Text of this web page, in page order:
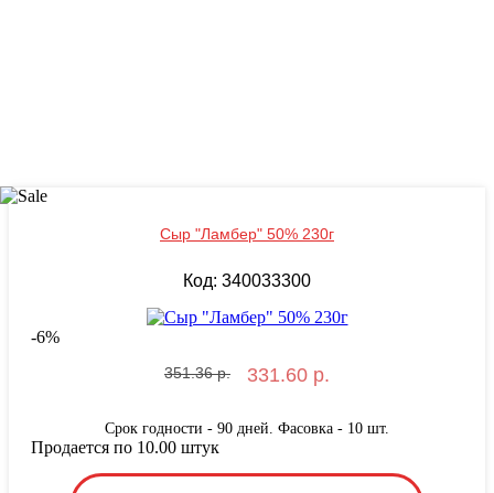
Сыр "Ламбер" 50% 230г
Код: 340033300
-6%
351.36 р. 331.60 р.
Срок годности - 90 дней. Фасовка - 10 шт.
Продается по 10.00 штук